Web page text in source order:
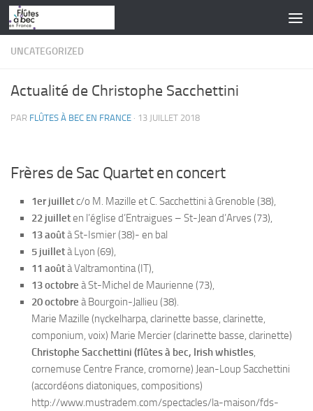
Skip to content
UNCATEGORIZED
Actualité de Christophe Sacchettini
PAR FLÛTES À BEC EN FRANCE · 13 JUILLET 2018
Frères de Sac Quartet en concert
1er juilletc/o M. Mazille et C. Sacchettini à Grenoble (38),
22 juilleten l’église d’Entraigues – St-Jean d’Arves (73),
13 aoûtà St-Ismier (38)- en bal
5 juilletà Lyon (69),
11 aoûtà Valtramontina (IT),
13 octobre à St-Michel de Maurienne (73),
20 octobre à Bourgoin-Jallieu (38).
Marie Mazille (nyckelharpa, clarinette basse, clarinette,
componium, voix) Marie Mercier (clarinette basse, clarinette)
Christophe Sacchettini (flûtes à bec, Irish whistles,
cornemuse Centre France, cromorne) Jean-Loup Sacchettini
(accordéons diatoniques, compositions)
http://www.mustradem.com/spectacles/la-maison/fds-